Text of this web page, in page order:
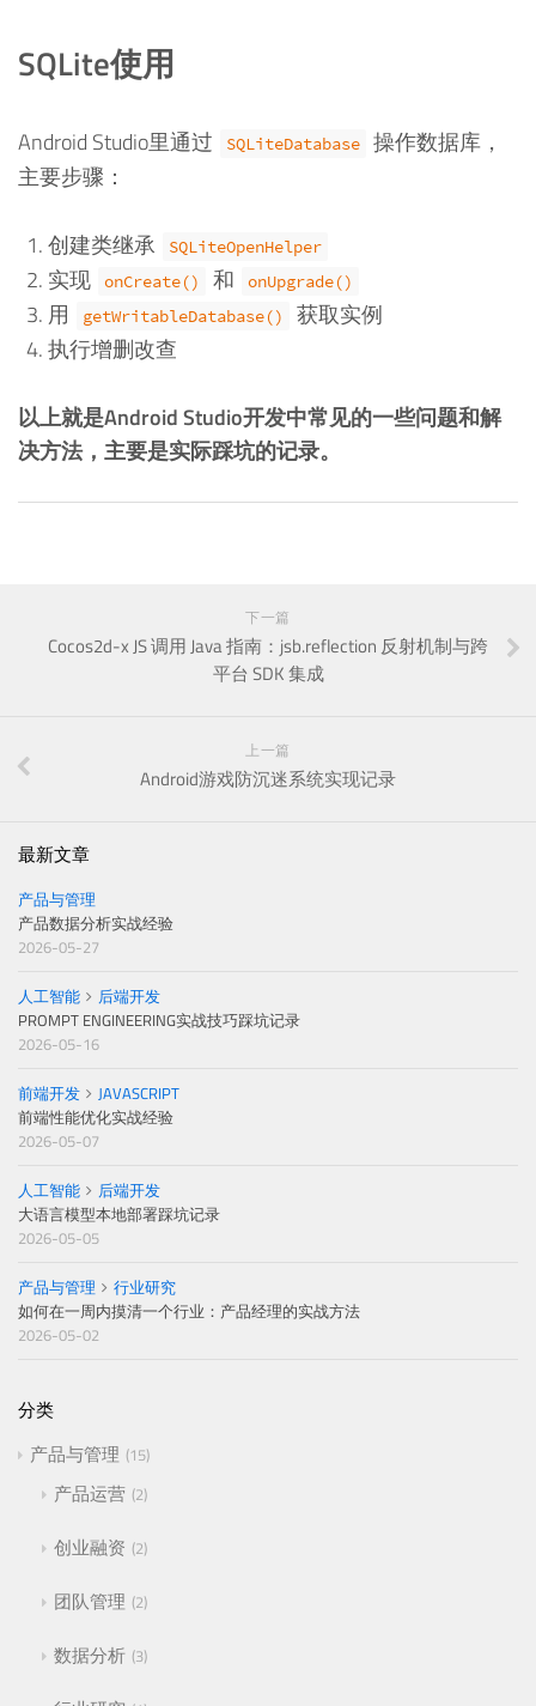
SQLite使用
Android Studio里通过 SQLiteDatabase
操作数据库，
主要步骤：
创建类继承 SQLiteOpenHelper
实现 onCreate() 和 onUpgrade()
用 getWritableDatabase()
获取实例
执行增删改查
以上就是Android Studio开发中常见的一些问题和解
决方法，主要是实际踩坑的记录。
下一篇
Cocos2d-x JS 调用 Java 指南：jsb.reflection 反射机制与跨
平台 SDK 集成
上一篇
Android游戏防沉迷系统实现记录
最新文章
产品与管理
产品数据分析实战经验
2026-05-27
人工智能
后端开发
PROMPT ENGINEERING实战技巧踩坑记录
2026-05-16
前端开发
JAVASCRIPT
前端性能优化实战经验
2026-05-07
人工智能
后端开发
大语言模型本地部署踩坑记录
2026-05-05
产品与管理
行业研究
如何在一周内摸清一个行业：产品经理的实战方法
2026-05-02
分类
产品与管理 15
产品运营 2
创业融资 2
团队管理 2
数据分析 3